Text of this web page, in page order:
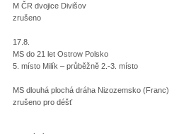
M ČR dvojice Divišov
zrušeno
17.8.
MS do 21 let Ostrow Polsko
5. místo Milík – průběžně 2.-3. místo
MS dlouhá plochá dráha Nizozemsko (Franc)
zrušeno pro déšť